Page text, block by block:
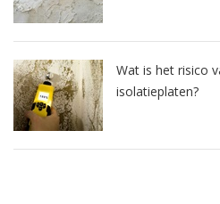
Wat is het risico
isolatieplaten?